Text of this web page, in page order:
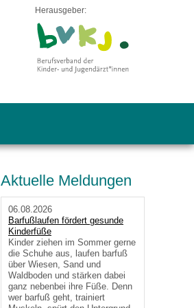
Herausgeber:
Aktuelle Meldungen
06.08.2026
Barfußlaufen fördert gesunde
Kinderfüße
Kinder ziehen im Sommer gerne
die Schuhe aus, laufen barfuß
über Wiesen, Sand und
Waldboden und stärken dabei
ganz nebenbei ihre Füße. Denn
wer barfuß geht, trainiert